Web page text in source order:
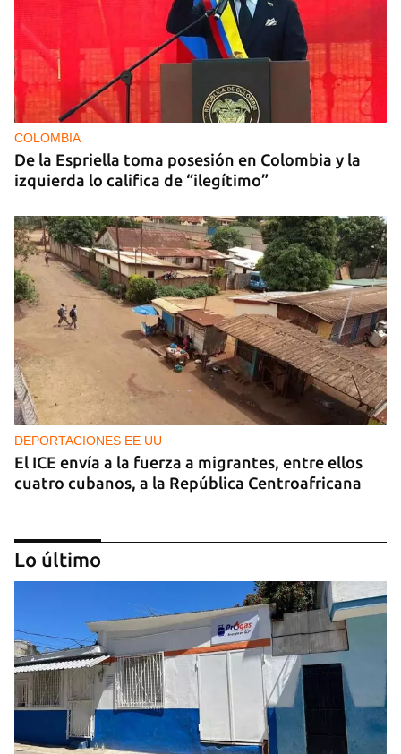
COLOMBIA
De la Espriella toma posesión en Colombia y la
izquierda lo califica de “ilegítimo”
DEPORTACIONES EE UU
El ICE envía a la fuerza a migrantes, entre ellos
cuatro cubanos, a la República Centroafricana
GUERRA
Lo último